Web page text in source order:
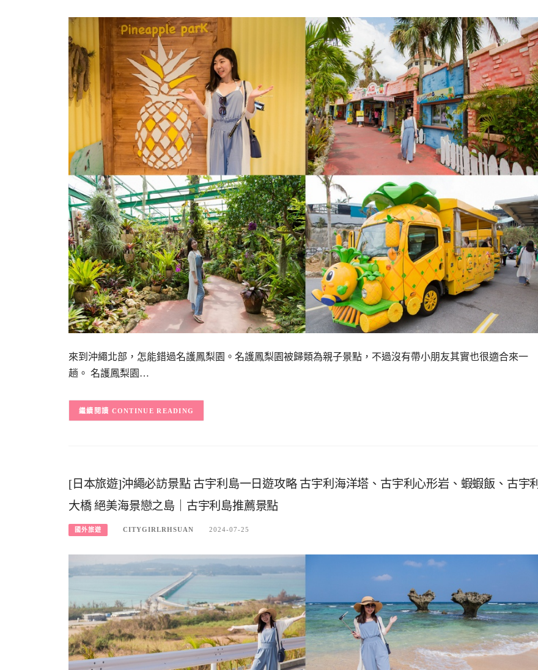
來到沖繩北部，怎能錯過名護鳳梨園。名護鳳梨園被歸類為親子景點，不過沒有帶小朋友其實也很適合來一
趟。 名護鳳梨園…
CONTINUE READING
[日本旅遊]沖繩必訪景點 古宇利島一日遊攻略 古宇利海洋塔、古宇利心形岩、蝦蝦飯、古宇利
大橋 絕美海景戀之島｜古宇利島推薦景點
國外旅遊 CITYGIRLRHSUAN 2024-07-25